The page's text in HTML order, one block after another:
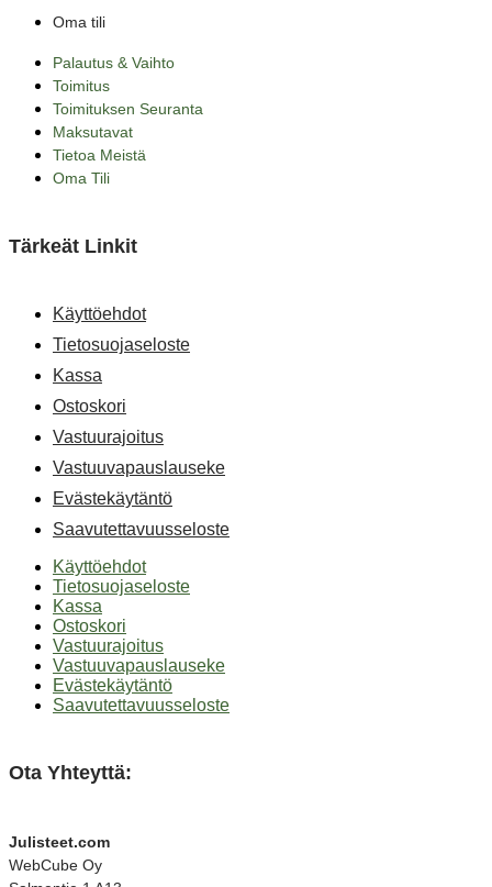
Oma tili
Palautus & Vaihto
Toimitus
Toimituksen Seuranta
Maksutavat
Tietoa Meistä
Oma Tili
Tärkeät Linkit
Käyttöehdot
Tietosuojaseloste
Kassa
Ostoskori
Vastuurajoitus
Vastuuvapauslauseke
Evästekäytäntö
Saavutettavuusseloste
Käyttöehdot
Tietosuojaseloste
Kassa
Ostoskori
Vastuurajoitus
Vastuuvapauslauseke
Evästekäytäntö
Saavutettavuusseloste
Ota Yhteyttä:
Julisteet.com
WebCube Oy